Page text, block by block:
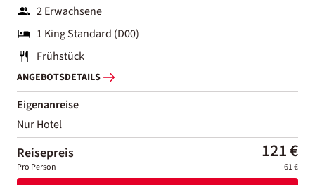
2 Erwachsene
1 King Standard (D00)
Frühstück
ANGEBOTSDETAILS
Eigenanreise
Nur Hotel
Reisepreis 121 €
Pro Person 61 €